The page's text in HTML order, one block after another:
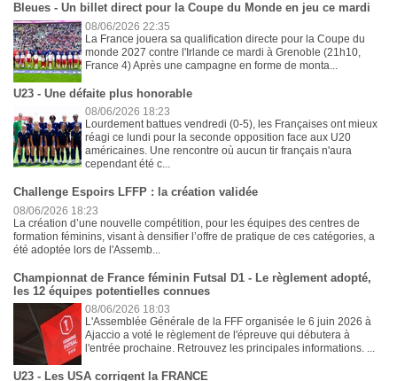
Bleues - Un billet direct pour la Coupe du Monde en jeu ce mardi
08/06/2026 22:35
La France jouera sa qualification directe pour la Coupe du
monde 2027 contre l'Irlande ce mardi à Grenoble (21h10,
France 4) Après une campagne en forme de monta...
U23 - Une défaite plus honorable
08/06/2026 18:23
Lourdement battues vendredi (0-5), les Françaises ont mieux
réagi ce lundi pour la seconde opposition face aux U20
américaines. Une rencontre où aucun tir français n'aura
cependant été c...
Challenge Espoirs LFFP : la création validée
08/06/2026 18:23
La création d’une nouvelle compétition, pour les équipes des centres de
formation féminins, visant à densifier l’offre de pratique de ces catégories, a
été adoptée lors de l'Assemb...
Championnat de France féminin Futsal D1 - Le règlement adopté,
les 12 équipes potentielles connues
08/06/2026 18:03
L'Assemblée Générale de la FFF organisée le 6 juin 2026 à
Ajaccio a voté le règlement de l'épreuve qui débutera à
l'entrée prochaine. Retrouvez les principales informations. ...
U23 - Les USA corrigent la FRANCE